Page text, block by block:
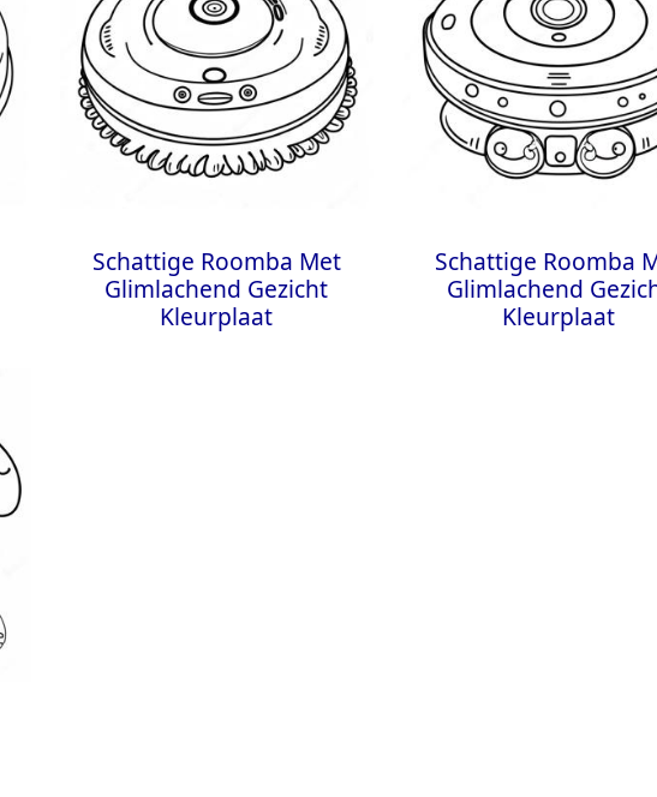
Schattige Roomba Met
Glimlachend Gezicht
Kleurplaat
Schattige Roomba
Glimlachend
Kleurplaat